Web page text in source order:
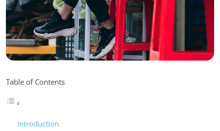
Table of Contents
Introduction